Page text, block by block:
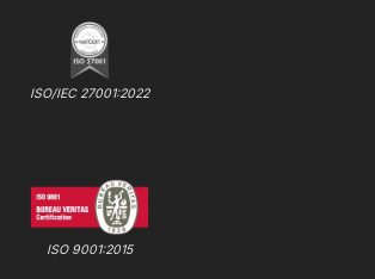
ISO/IEC 27001:2022
ISO 9001:2015